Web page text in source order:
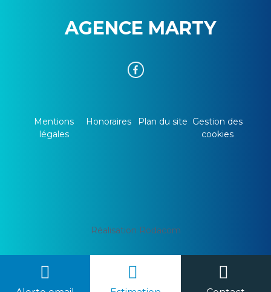
AGENCE MARTY
Mentions
légales
Honoraires Plan du site Gestion des
cookies
Réalisation Rodacom